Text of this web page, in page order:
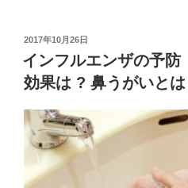
物、
飲
み
サ
プ
投
稿
日:
2017年10月26日
インフルエンザの予
効果は ? 鼻うがいと